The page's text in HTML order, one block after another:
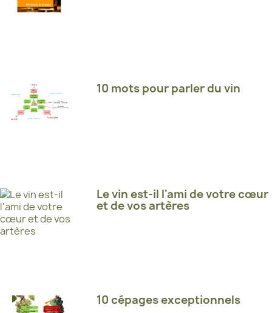
10 mots pour parler du vin
Le vin est-il l'ami de votre cœur
et de vos artères
10 cépages exceptionnels